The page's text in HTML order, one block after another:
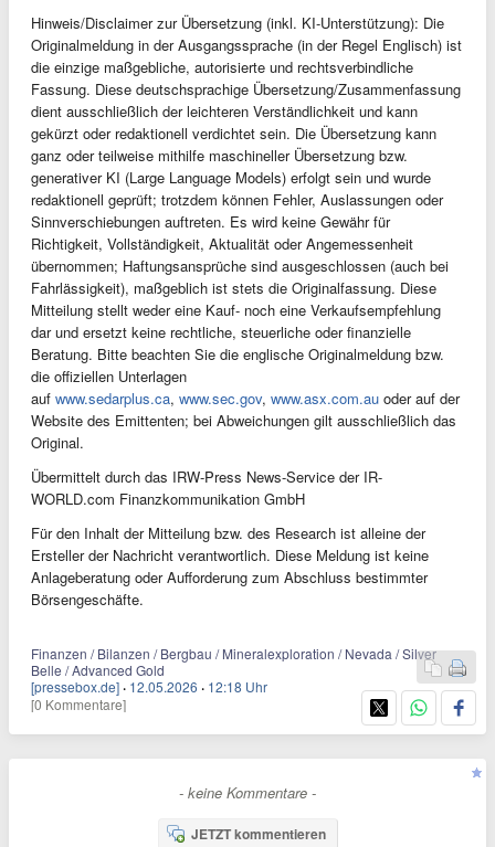
Hinweis/Disclaimer zur Übersetzung (inkl. KI-Unterstützung): Die
Originalmeldung in der Ausgangssprache (in der Regel Englisch) ist
die einzige maßgebliche, autorisierte und rechtsverbindliche
Fassung. Diese deutschsprachige Übersetzung/Zusammenfassung
dient ausschließlich der leichteren Verständlichkeit und kann
gekürzt oder redaktionell verdichtet sein. Die Übersetzung kann
ganz oder teilweise mithilfe maschineller Übersetzung bzw.
generativer KI (Large Language Models) erfolgt sein und wurde
redaktionell geprüft; trotzdem können Fehler, Auslassungen oder
Sinnverschiebungen auftreten. Es wird keine Gewähr für
Richtigkeit, Vollständigkeit, Aktualität oder Angemessenheit
übernommen; Haftungsansprüche sind ausgeschlossen (auch bei
Fahrlässigkeit), maßgeblich ist stets die Originalfassung. Diese
Mitteilung stellt weder eine Kauf- noch eine Verkaufsempfehlung
dar und ersetzt keine rechtliche, steuerliche oder finanzielle
Beratung. Bitte beachten Sie die englische Originalmeldung bzw.
die offiziellen Unterlagen
auf www.sedarplus.ca, www.sec.gov, www.asx.com.au oder auf der
Website des Emittenten; bei Abweichungen gilt ausschließlich das
Original.
Übermittelt durch das IRW-Press News-Service der IR-
WORLD.com Finanzkommunikation GmbH
Für den Inhalt der Mitteilung bzw. des Research ist alleine der
Ersteller der Nachricht verantwortlich. Diese Meldung ist keine
Anlageberatung oder Aufforderung zum Abschluss bestimmter
Börsengeschäfte.
Finanzen / Bilanzen / Bergbau / Mineralexploration / Nevada / Silver
Belle / Advanced Gold
[pressebox.de] · 12.05.2026 · 12:18 Uhr
[0 Kommentare]
- keine Kommentare -
JETZT kommentieren